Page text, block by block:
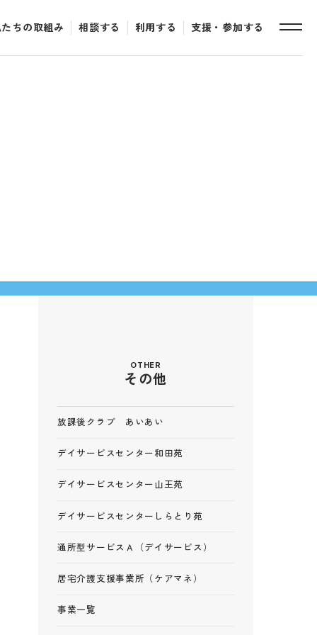
ちの取組み 相談する 利用する 支援・参加する
toggle
その他
OTHER
放課後クラブ あいあい
デイサービスセンター和田苑
デイサービスセンター山王苑
デイサービスセンターしらとり苑
通所型サービスＡ（デイサービス）
居宅介護支援事業所（ケアマネ）
事業一覧